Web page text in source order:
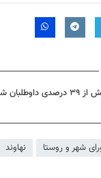
اسلامی در نهاوند
شهر و روستا نهاوند